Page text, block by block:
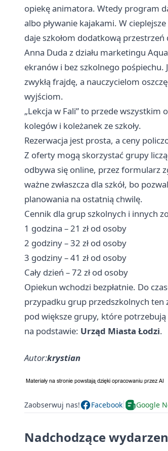
opiekę animatora. Wtedy program
albo pływanie kajakami. W
daje szkołom dodatkową
Anna Duda z działu marketingu
ekranów i bez szkolnego
zwykłą frajdę, a nauczycielom
wyjściom.
„Lekcja w Fali” to przede
kolegów i koleżanek ze szkoły.
Rezerwacja jest prosta, a ceny
Z oferty mogą skorzystać grupy
odbywa się online, przez formularz
ważne zwłaszcza dla szkół, bo
planowania na ostatnią chwilę.
Cennik dla grup szkolnych i innych
1 godzina – 21 zł od osoby
2 godziny – 32 zł od osoby
3 godziny – 41 zł od osoby
Cały dzień – 72 zł od osoby
Opiekun wchodzi bezpłatnie. Do
przypadku grup przedszkolnych ten
pod większe grupy, które
na podstawie: Urząd Miasta Łodzi.
Autor:krystian
Zaobserwuj nas! Facebook Google
Nadchodzące